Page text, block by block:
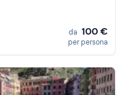
da 100 €
per persona